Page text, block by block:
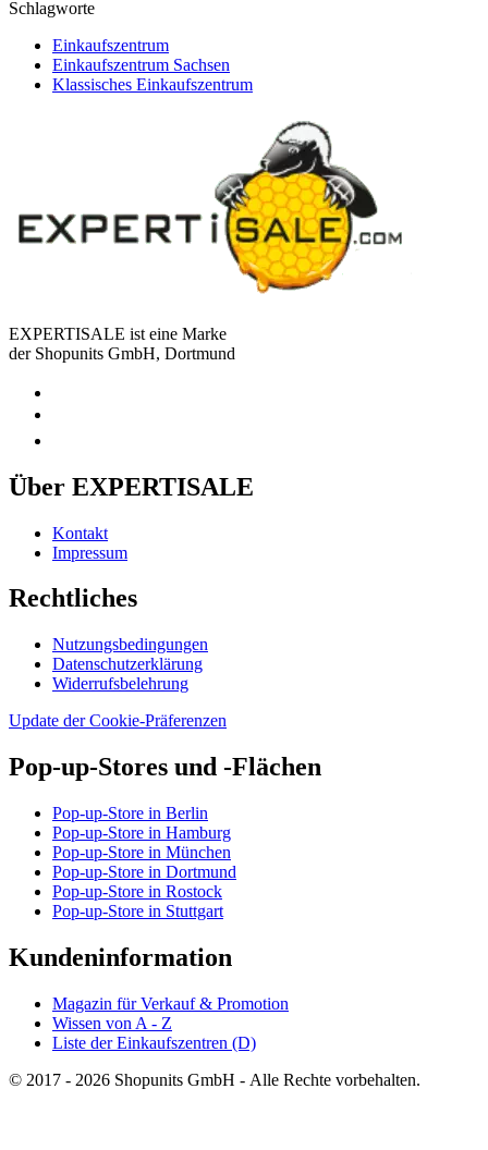
Schlagworte
Einkaufszentrum
Einkaufszentrum Sachsen
Klassisches Einkaufszentrum
EXPERTISALE ist eine Marke
der Shopunits GmbH, Dortmund
Über EXPERTISALE
Kontakt
Impressum
Rechtliches
Nutzungsbedingungen
Datenschutzerklärung
Widerrufsbelehrung
Update der Cookie-Präferenzen
Pop-up-Stores und -Flächen
Pop-up-Store in Berlin
Pop-up-Store in Hamburg
Pop-up-Store in München
Pop-up-Store in Dortmund
Pop-up-Store in Rostock
Pop-up-Store in Stuttgart
Kundeninformation
Magazin für Verkauf & Promotion
Wissen von A - Z
Liste der Einkaufszentren (D)
© 2017 - 2026 Shopunits GmbH - Alle Rechte vorbehalten.